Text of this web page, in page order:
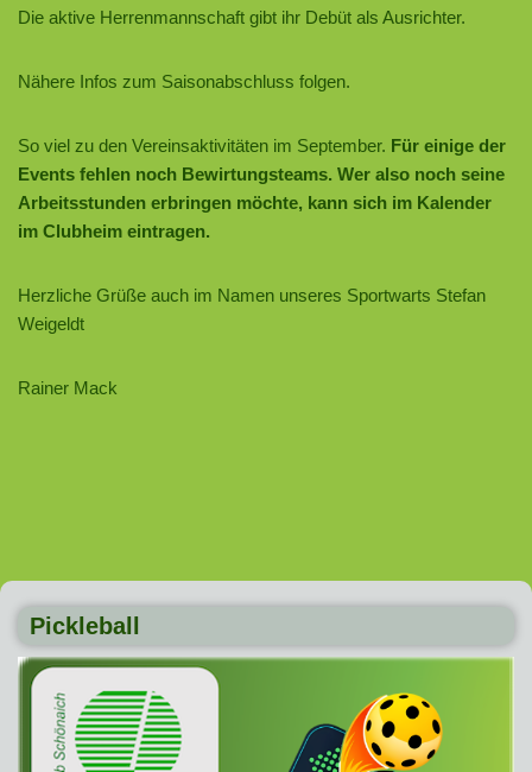
Die aktive Herrenmannschaft gibt ihr Debüt als Ausrichter.
Nähere Infos zum Saisonabschluss folgen.
So viel zu den Vereinsaktivitäten im September. Für einige der
Events fehlen noch Bewirtungsteams. Wer also noch seine
Arbeitsstunden erbringen möchte, kann sich im Kalender
im Clubheim eintragen.
Herzliche Grüße auch im Namen unseres Sportwarts Stefan
Weigeldt
Rainer Mack
Pickleball